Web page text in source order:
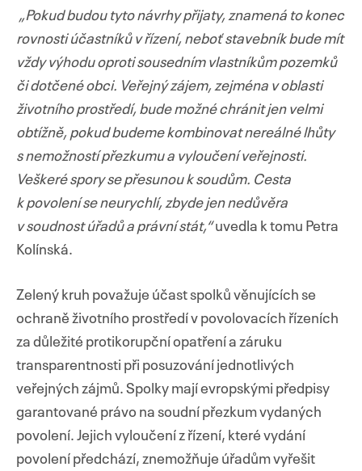
„Pokud budou tyto návrhy přijaty, znamená to konec
rovnosti účastníků v řízení, neboť stavebník bude mít
vždy výhodu oproti sousedním vlastníkům pozemků
či dotčené obci. Veřejný zájem, zejména v oblasti
životního prostředí, bude možné chránit jen velmi
obtížně, pokud budeme kombinovat nereálné lhůty
s nemožností přezkumu a vyloučení veřejnosti.
Veškeré spory se přesunou k soudům. Cesta
k povolení se neurychlí, zbyde jen nedůvěra
v soudnost úřadů a právní stát,“uvedla k tomu Petra
Kolínská.
Zelený kruh považuje účast spolků věnujících se
ochraně životního prostředí v povolovacích řízeních
za důležité protikorupční opatření a záruku
transparentnosti při posuzování jednotlivých
veřejných zájmů. Spolky mají evropskými předpisy
garantované právo na soudní přezkum vydaných
povolení. Jejich vyloučení z řízení, které vydání
povolení předchází, znemožňuje úřadům vyřešit